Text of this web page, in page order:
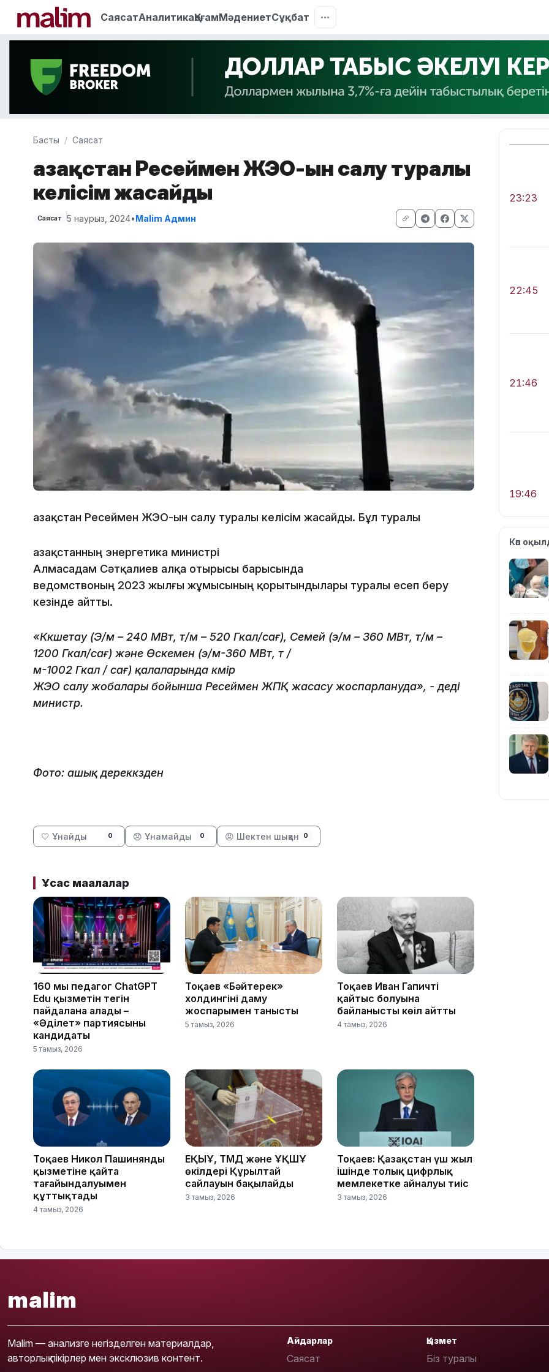
СаясатАналитикаҚоғамМәдениетСұқбат
Басты Саясат
Қазақстан Ресеймен ЖЭО-ын салу туралы
келісім жасайды
Саясат 5 наурыз, 2024•Malim Админ
Қазақстан Ресеймен ЖЭО-ын салу туралы келісім жасайды. Бұл туралы
Қазақстанның энергетика министрі
Алмасадам Сәтқалиев алқа отырысы барысында
ведомствоның 2023 жылғы жұмысының қорытындылары туралы есеп беру
кезінде айтты.
«Көкшетау (Э/м – 240 МВт, т/м – 520 Гкал/сағ), Семей (э/м – 360 МВт, т/м –
1200 Гкал/сағ) және Өскемен (э/м-360 МВт, т /
м-1002 Гкал / сағ) қалаларында көмір
ЖЭО салу жобалары бойынша Ресеймен ЖПҚ жасасу жоспарлануда», - деді
министр.
Фото: ашық дереккөзден
🤍 Ұнайды 0 😞 Ұнамайды 0 😡 Шектен шыққан 0
Ұқсас мақалалар
160 мың педагог ChatGPT
Edu қызметін тегін
пайдалана алады –
«Әділет» партиясының
кандидаты
5 тамыз, 2026
Тоқаев «Бәйтерек»
холдингінің даму
жоспарымен танысты
5 тамыз, 2026
Тоқаев Иван Гапичтің
қайтыс болуына
байланысты көңіл айтты
4 тамыз, 2026
Тоқаев Никол Пашинянды
қызметіне қайта
тағайындалуымен
құттықтады
4 тамыз, 2026
ЕҚЫҰ, ТМД және ҰҚШҰ
өкілдері Құрылтай
сайлауын бақылайды
3 тамыз, 2026
Тоқаев: Қазақстан үш жыл
ішінде толық цифрлық
мемлекетке айналуы тиіс
3 тамыз, 2026
23:23
22:45
21:46
19:46
Көп
malim
Malim — анализге негізделген материалдар,
авторлық пікірлер мен эксклюзив контент.
Айдарлар
Саясат
Қызмет
Біз туралы